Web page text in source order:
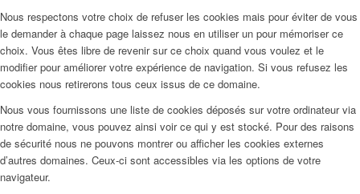
Nous respectons votre choix de refuser les cookies mais pour éviter de vous
le demander à chaque page laissez nous en utiliser un pour mémoriser ce
choix. Vous êtes libre de revenir sur ce choix quand vous voulez et le
modifier pour améliorer votre expérience de navigation. Si vous refusez les
cookies nous retirerons tous ceux issus de ce domaine.
Nous vous fournissons une liste de cookies déposés sur votre ordinateur via
notre domaine, vous pouvez ainsi voir ce qui y est stocké. Pour des raisons
de sécurité nous ne pouvons montrer ou afficher les cookies externes
d’autres domaines. Ceux-ci sont accessibles via les options de votre
navigateur.